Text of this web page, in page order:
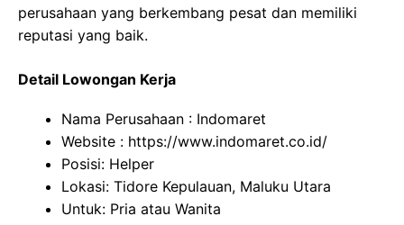
perusahaan yang berkembang pesat dan memiliki
reputasi yang baik.
Detail Lowongan Kerja
Nama Perusahaan : Indomaret
Website : https://www.indomaret.co.id/
Posisi: Helper
Lokasi: Tidore Kepulauan, Maluku Utara
Untuk: Pria atau Wanita